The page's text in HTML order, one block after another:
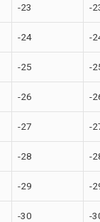
-23 -
-24 -
-25 -
-26 -
-27 -
-28 -
-29 -
-30 -